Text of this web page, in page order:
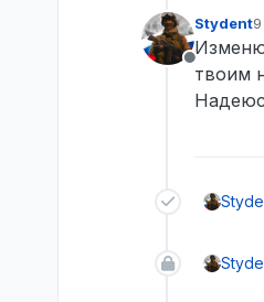
Не в
Stydent
твоим